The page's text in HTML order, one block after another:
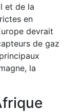
et de la
en
devrait
de gaz
la